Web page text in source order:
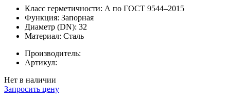
Класс герметичности: А по ГОСТ 9544–2015
Функция: Запорная
Диаметр (DN): 32
Материал: Сталь
Производитель:
Артикул:
Нет в наличии
Запросить цену